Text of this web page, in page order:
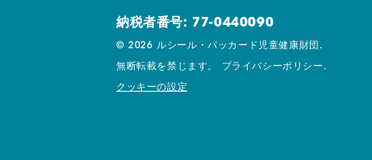
納税者番号: 77-0440090
© 2026 ルシール・パッカード児童健康財団.
無断転載を禁じます。 プライバシーポリシー.
クッキーの設定